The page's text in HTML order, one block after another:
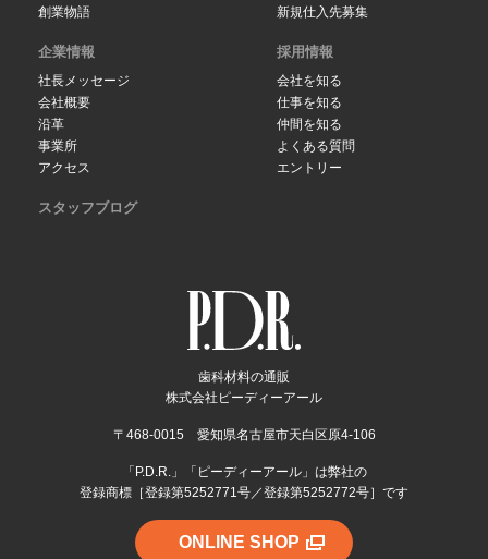
歯科材料の通販
株式会社ピーディーアール
〒468-0015 愛知県名古屋市天白区原4-106
「P.D.R.」「ピーディーアール」は弊社の
登録商標［登録第5252771号／登録第5252772号］です
ONLINE SHOP
創業物語
新規仕入先募集
企業情報
社長メッセージ
会社概要
沿革
事業所
アクセス
採用情報
会社を知る
仕事を知る
仲間を知る
よくある質問
エントリー
スタッフブログ